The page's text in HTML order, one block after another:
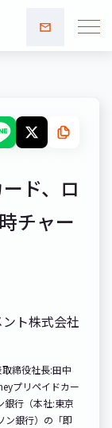
合わせ
ド、ロ
チャー
ト株式会社
締役社長:田中
プリペイドカー
銀行（本社:東京
ン銀行）の「即